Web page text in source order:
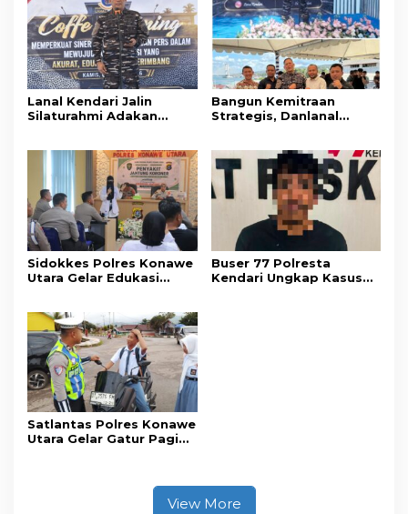
Lanal Kendari Jalin
Silaturahmi Adakan
Bangun Kemitraan
Strategis, Danlanal
Objektif dan Berimbang
Sidokkes Polres Konawe
Utara Gelar Edukasi
Kesadaran Personel
akan Pentingnya Hidup
Sehat
Buser 77 Polresta
Kendari Ungkap Kasus
Satlantas Polres Konawe
Utara Gelar Gatur Pagi
Lantas dan Pelayanan
View More